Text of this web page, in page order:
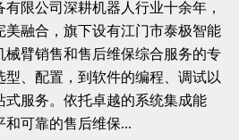
公司深耕机器人行业十余年，
美融合，旗下设有江门市泰极智能
械臂销售和售后维保综合服务的专
、配置，到软件的编程、调试以
式服务。依托卓越的系统集成能
和可靠的售后维保...